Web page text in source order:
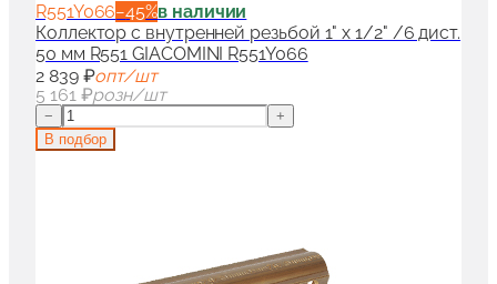
R551Y066−45%в наличии
Коллектор с внутренней резьбой 1" x 1/2" /6 дист.
50 мм R551 GIACOMINI R551Y066
2 839 ₽опт/шт
5 161 ₽розн/шт
−
+
В подбор